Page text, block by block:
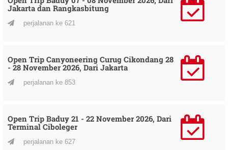
Jakarta dan Rangkasbitung
perjalanan ke 621
Open Trip Canyoneering Curug Cikondang 28
- 28 November 2026, Dari Jakarta
perjalanan ke 853
Open Trip Baduy 21 - 22 November 2026, Dari
Terminal Ciboleger
perjalanan ke 627